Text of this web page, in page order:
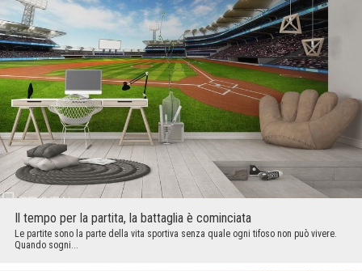
Il tempo per la partita, la battaglia è cominciata
Le partite sono la parte della vita sportiva senza quale ogni tifoso non può vivere.
Quando sogni...